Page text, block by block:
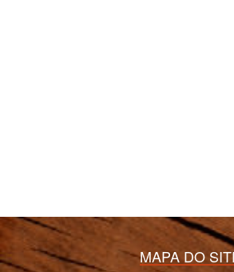
MAPA DO